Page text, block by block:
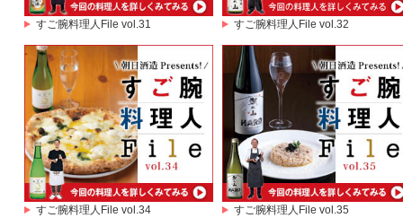
すご腕料理人File vol.31 すご腕料理人File vol.32
すご腕料理人File vol.34 すご腕料理人File vol.35